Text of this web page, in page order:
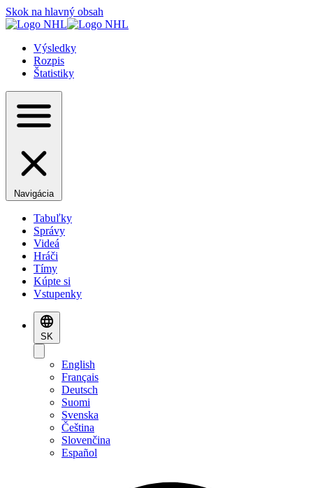
Skok na hlavný obsah
Výsledky
Rozpis
Štatistiky
Navigácia
Tabuľky
Správy
Videá
Hráči
Tímy
Kúpte si
Vstupenky
SK
English
Français
Deutsch
Suomi
Svenska
Čeština
Slovenčina
Español